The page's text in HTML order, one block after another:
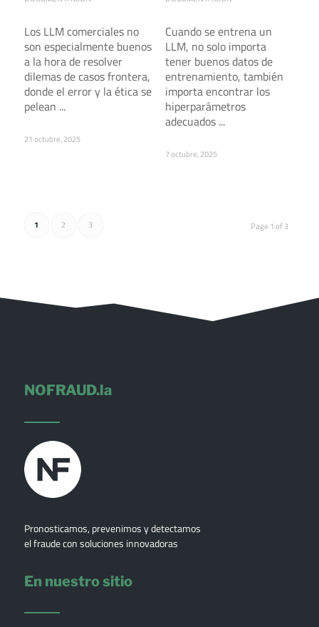
Los LLM comerciales no
son especialmente buenos
a la hora de resolver
dilemas de casos frontera,
donde el error y la ética se
pelean ...
21 octubre, 2025
Cuando se entrena un
LLM, no solo importa
tener buenos datos de
entrenamiento, también
importa encontrar los
hiperparámetros
adecuados ...
7 octubre, 2025
Page 1 of 3
1 2 3
NOFRAUD.la
Pronosticamos, prevenimos y detectamos
el fraude con soluciones innovadoras
En nuestro sitio